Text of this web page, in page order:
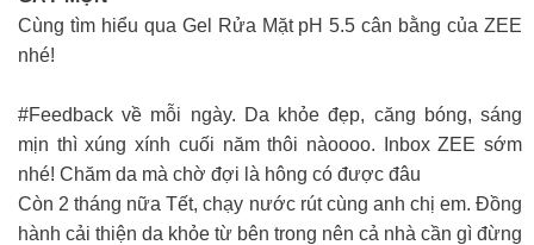
Cùng tìm hiểu qua Gel Rửa Mặt pH 5.5 cân bằng của ZEE
nhé!
#Feedback về mỗi ngày. Da khỏe đẹp, căng bóng, sáng
mịn thì xúng xính cuối năm thôi nàoooo. Inbox ZEE sớm
nhé! Chăm da mà chờ đợi là hông có được đâu
Còn 2 tháng nữa Tết, chạy nước rút cùng anh chị em. Đồng
hành cải thiện da khỏe từ bên trong nên cả nhà cần gì đừng